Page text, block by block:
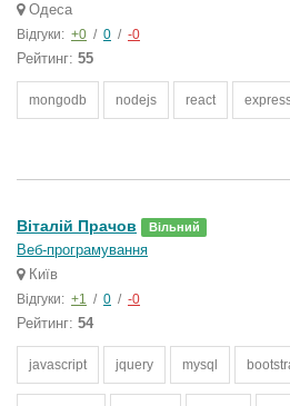
Одеса
Відгуки: +0 / 0 / -0
Рейтинг: 55
mongodb nodejs react
Віталій Прачов Вільний
Веб-програмування
Київ
Відгуки: +1 / 0 / -0
Рейтинг: 54
javascript jquery mysql